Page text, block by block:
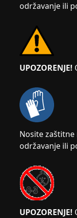
održavanje ili
UPOZORENJE!
Nosite
održavanje ili
UPOZORENJE!